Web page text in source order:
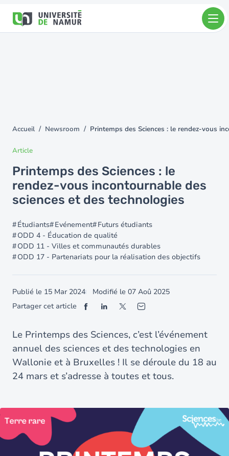
contenu
You
here
Accueil Newsroom Printemps des Sciences : le rendez-vous
Article
Printemps des Sciences : le
rendez-vous incontournable des
sciences et des technologies
Étudiants Evénement Futurs étudiants
ODD 4 - Éducation de qualité
ODD 11 - Villes et communautés durables
ODD 17 - Partenariats pour la réalisation des objectifs
Publié le 15 Mar 2024 Modifié le 07 Aoû 2025
Partager cet article
Le Printemps des Sciences, c’est l’événement
annuel des sciences et des technologies en
Wallonie et à Bruxelles ! Il se déroule du 18 au
24 mars et s’adresse à toutes et tous.